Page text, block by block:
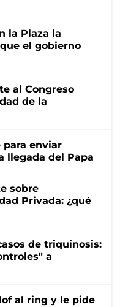
la Plaza la
el gobierno
al Congreso
de la
para enviar
llegada del Papa
sobre
Privada: ¿qué
de triquinosis:
a
al ring y le pide